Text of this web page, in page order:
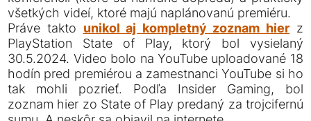
všetkých videí, ktoré majú naplánovanú premiéru.
Práve takto unikol aj kompletný zoznam hier z
PlayStation State of Play, ktorý bol vysielaný
30.5.2024. Video bolo na YouTube uploadované 18
hodín pred premiérou a zamestnanci YouTube si ho
tak mohli pozrieť. Podľa Insider Gaming, bol
zoznam hier zo State of Play predaný za trojcifernú